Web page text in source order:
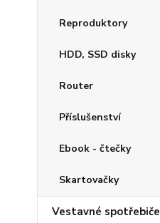
Reproduktory
HDD, SSD disky
Router
Příslušenství
Ebook - čtečky
Skartovačky
Vestavné spotřebiče